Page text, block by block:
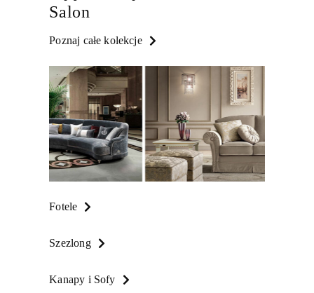
Salon
Poznaj całe kolekcje
Fotele
Szezlong
Kanapy i Sofy